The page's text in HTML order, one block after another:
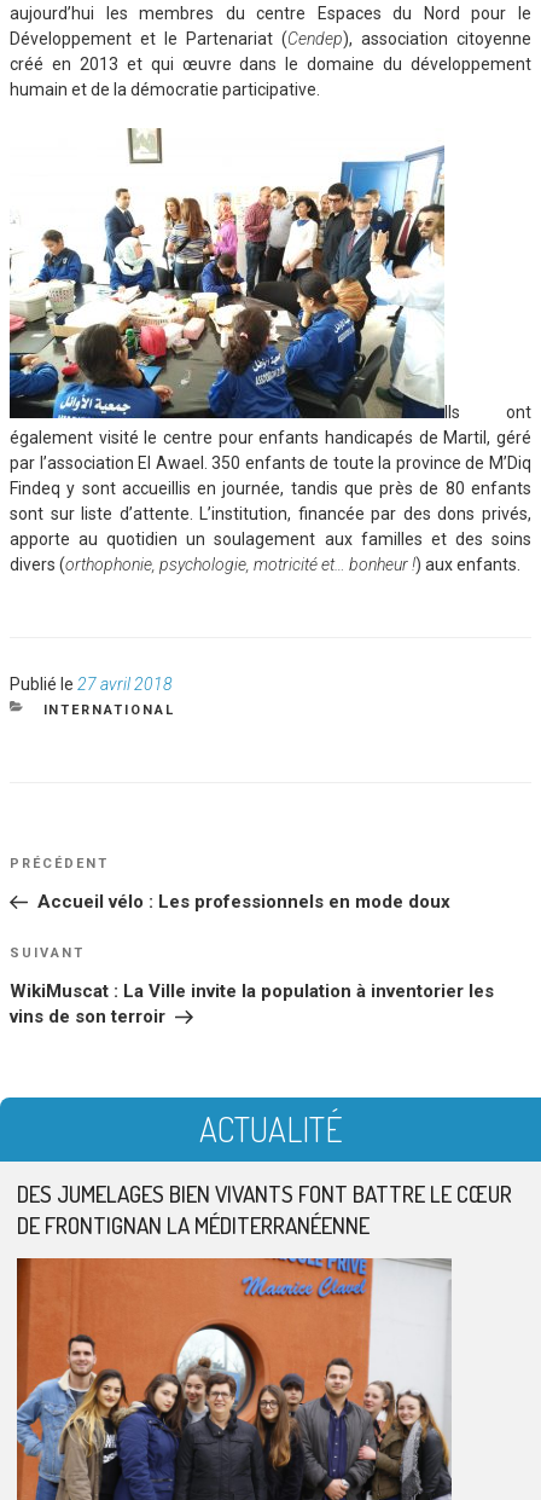
aujourd’hui les membres du centre Espaces du Nord pour le
Développement et le Partenariat (Cendep), association citoyenne
créé en 2013 et qui œuvre dans le domaine du développement
humain et de la démocratie participative.
Ils ont
également visité le centre pour enfants handicapés de Martil, géré
par l’association El Awael. 350 enfants de toute la province de M’Diq
Findeq y sont accueillis en journée, tandis que près de 80 enfants
sont sur liste d’attente. L’institution, financée par des dons privés,
apporte au quotidien un soulagement aux familles et des soins
divers (orthophonie, psychologie, motricité et… bonheur !) aux enfants.
Publié le Publié
le
27 avril 2018
CATÉGORIES
INTERNATIONAL
NAVIGATION
DE
Article
PRÉCÉDENT
Accueil vélo : Les professionnels en mode doux
Article
SUIVANT
WikiMuscat : La Ville invite la population à inventorier les
vins de son terroir
ACTUALITÉ
DES JUMELAGES BIEN VIVANTS FONT BATTRE LE CŒUR
DE FRONTIGNAN LA MÉDITERRANÉENNE